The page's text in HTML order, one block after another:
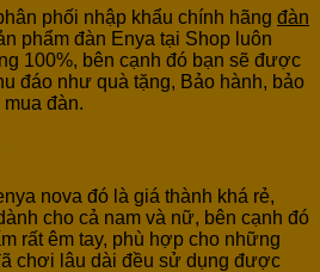
phối nhập khẩu chính hãng đàn
phẩm đàn Enya tại Shop luôn
100%, bên cạnh đó bạn sẽ được
đáo như quà tặng, Bảo hành, bảo
đàn.
nova đó là giá thành khá rẻ,
cho cả nam và nữ, bên cạnh đó
rất êm tay, phù hợp cho những
chơi lâu dài đều sử dụng được